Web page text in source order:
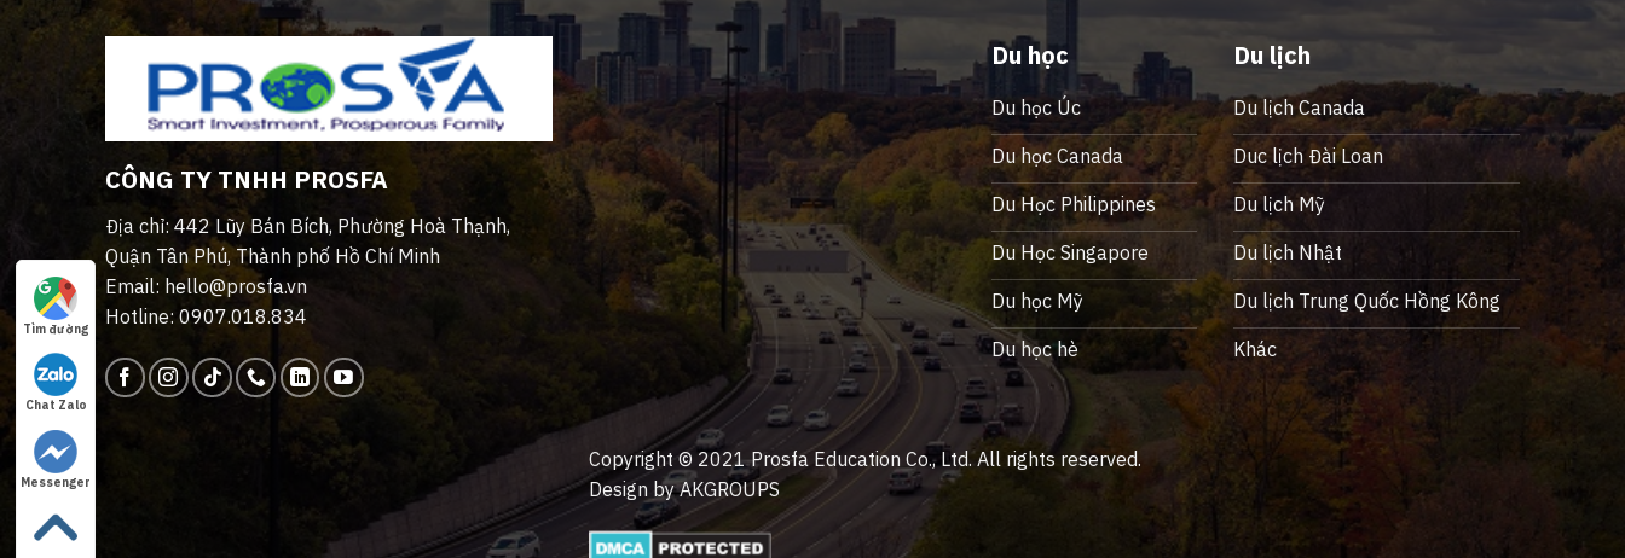
CÔNG TY TNHH PROSFA
Địa chỉ: 442 Lũy Bán Bích, Phường Hoà Thạnh,
Quận Tân Phú, Thành phố Hồ Chí Minh
Email: hello@prosfa.vn
Hotline: 0907.018.834
Du học
Du học Úc
Du học Canada
Du Học Philippines
Du Học Singapore
Du học Mỹ
Du học hè
Du lịch
Du lịch Canada
Duc lịch Đài Loan
Du lịch Mỹ
Du lịch Nhật
Du lịch Trung Quốc Hồng Kông
Khác
Copyright © 2021 Prosfa Education Co., Ltd. All rights reserved.
Design by AKGROUPS
Tìm đường
Chat Zalo
Messenger